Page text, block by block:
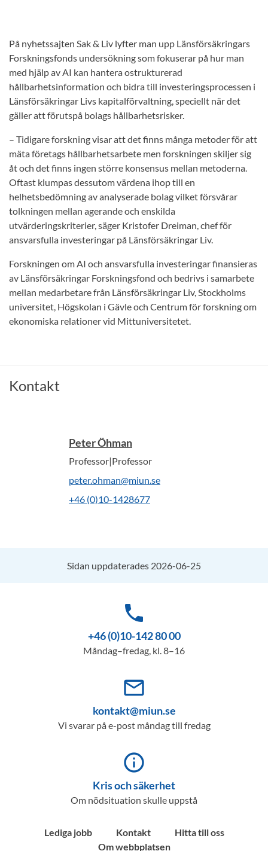
På nyhetssajten Sak & Liv lyfter man upp Länsförsäkringars
Forskningsfonds undersökning som fokuserar på hur man
med hjälp av AI kan hantera ostrukturerad
hållbarhetsinformation och bidra till investeringsprocessen i
Länsförsäkringar Livs kapitalförvaltning, speciellt när det
gäller att förutspå bolags hållbarhetsrisker.
– Tidigare forskning visar att det finns många metoder för att
mäta företags hållbarhetsarbete men forskningen skiljer sig
åt och det finns ingen större konsensus mellan metoderna.
Oftast klumpas dessutom värdena ihop till en
helhetsbedömning av analyserade bolag vilket försvårar
tolkningen mellan agerande och enskilda
utvärderingskriterier, säger Kristofer Dreiman, chef för
ansvarsfulla investeringar på Länsförsäkringar Liv.
Forskningen om AI och ansvarsfulla investeringar finansieras
av Länsförsäkringar Forskningsfond och bedrivs i samarbete
mellan medarbetare från Länsförsäkringar Liv, Stockholms
universitet, Högskolan i Gävle och Centrum för forskning om
ekonomiska relationer vid Mittuniversitetet.
Kontakt
Peter Öhman
Professor|Professor
peter.ohman@miun.se
+46 (0)10-1428677
Sidan uppdaterades 2026-06-25
phone
+46 (0)10-142 80 00
Måndag–fredag, kl. 8–16
mail_outline
kontakt@miun.se
Vi svarar på e-post måndag till fredag
info_outline
Kris och säkerhet
Om nödsituation skulle uppstå
Lediga jobb Kontakt
Hitta till oss
Om webbplatsen